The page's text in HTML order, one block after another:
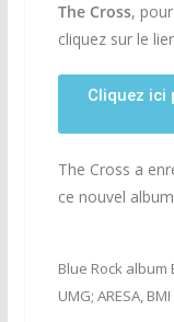
The Cross,
cliquez sur le
Cliquez ici
The Cross a
ce nouvel
Blue Rock album
UMG; ARESA,